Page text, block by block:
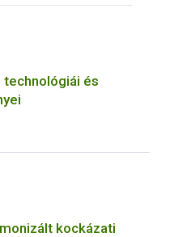
és
kockázati